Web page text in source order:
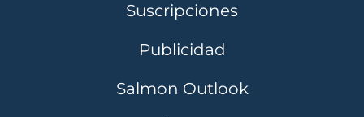
Suscripciones
Publicidad
Salmon Outlook